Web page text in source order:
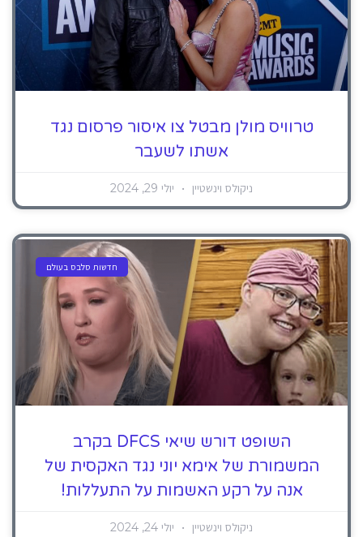
טרוויס מולן מבטל צו איסור פרסום נגד
אשתו לשעבר
ניקולס וינשטיין יולי 29, 2024
חדשות סלבס בעולם
השופט דורש שיאי DFCS בקרב
המשמורת של אימא יוני נגד האקסית של
אנה על רקע האשמות על התעללות!
ניקולס וינשטיין יולי 24, 2024